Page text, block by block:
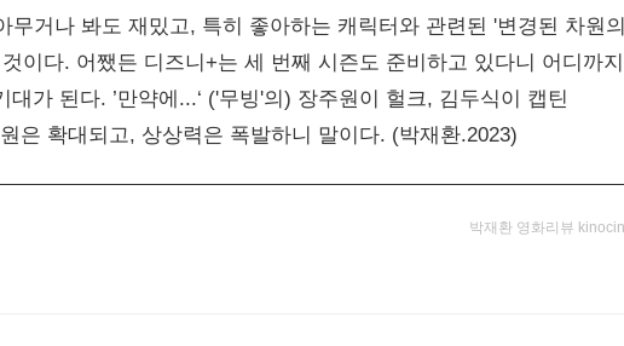
무거나 봐도 재밌고, 특히 좋아하는 캐릭터와 관련된 '변경된 차원의
이다. 어쨌든 디즈니+는 세 번째 시즌도 준비하고 있다니 어디까지
가 된다. ’만약에...‘ ('무빙'의) 장주원이 헐크, 김두식이 캡틴
은 확대되고, 상상력은 폭발하니 말이다. (박재환.2023)
박재환 영화리뷰